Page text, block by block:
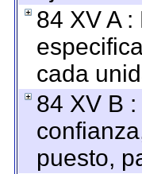
84 XV A
cada
84 XV B
puesto,